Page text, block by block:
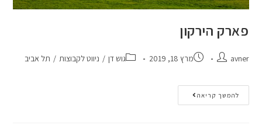
פארק הירקון
avner מרץ 18, 2019 גוש דן / ניווט לקבוצות / תל אביב
להמשך קריאה